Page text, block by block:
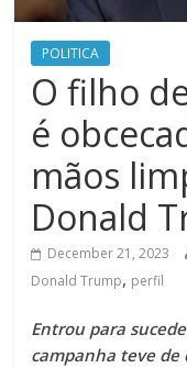
POLITICA
O filho
é
mãos
Donald
December 21, 2023
Donald Trump, perfil
Entrou para
campanha teve